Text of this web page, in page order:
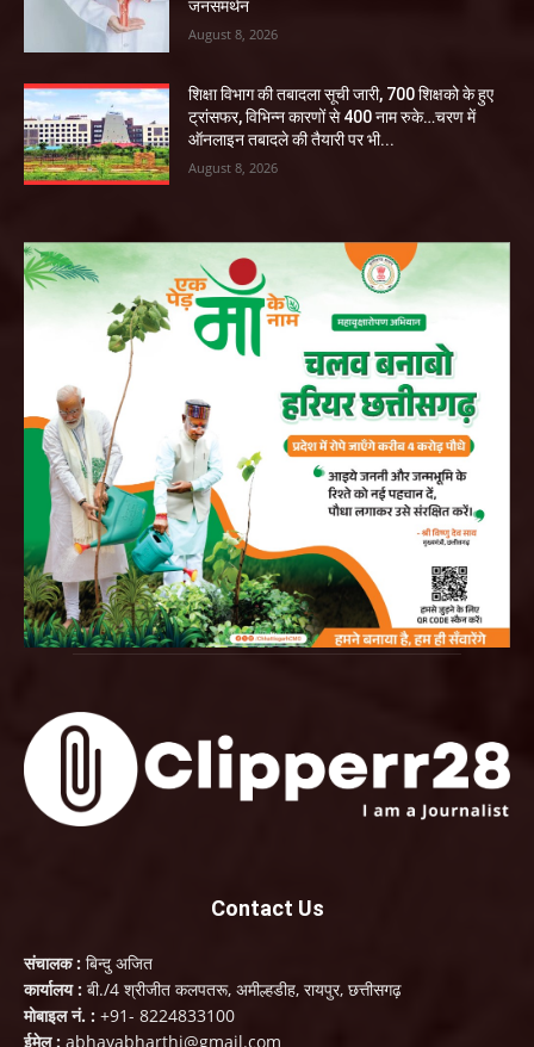
जनसमर्थन
August 8, 2026
शिक्षा विभाग की तबादला सूची जारी, 700 शिक्षको के हुए
ट्रांसफर, विभिन्न कारणों से 400 नाम रुके…चरण में
ऑनलाइन तबादले की तैयारी पर भी...
August 8, 2026
Contact Us
संचालक : बिन्दु अजित
कार्यालय : बी./4 श्रीजीत कलपतरू, अमील्हडीह, रायपुर, छत्तीसगढ़
मोबाइल नं. : +91- 8224833100
ईमेल : abhayabharthi@gmail.com